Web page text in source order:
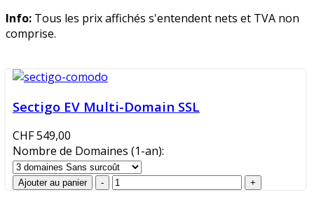
Info: Tous les prix affichés s'entendent nets et TVA non
comprise.
Sectigo EV Multi-Domain SSL
CHF 549,00
Nombre de Domaines (1-an):